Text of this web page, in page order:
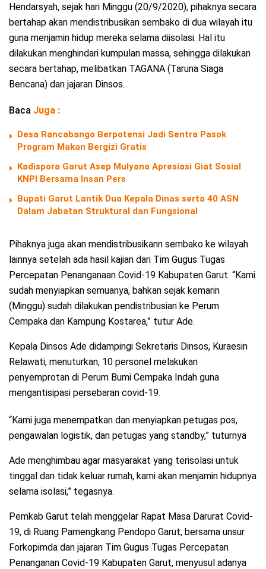
Hendarsyah, sejak hari Minggu (20/9/2020), pihaknya secara
bertahap akan mendistribusikan sembako di dua wilayah itu
guna menjamin hidup mereka selama diisolasi. Hal itu
dilakukan menghindari kumpulan massa, sehingga dilakukan
secara bertahap, melibatkan TAGANA (Taruna Siaga
Bencana) dan jajaran Dinsos.
Baca Juga :
Desa Rancabango Berpotensi Jadi Sentra Pasok
Program Makan Bergizi Gratis
Kadispora Garut Asep Mulyana Apresiasi Giat Sosial
KNPI Bersama Insan Pers
Bupati Garut Lantik Dua Kepala Dinas serta 40 ASN
Dalam Jabatan Struktural dan Fungsional
Pihaknya juga akan mendistribusikann sembako ke wilayah
lainnya setelah ada hasil kajian dari Tim Gugus Tugas
Percepatan Penanganaan Covid-19 Kabupaten Garut. “Kami
sudah menyiapkan semuanya, bahkan sejak kemarin
(Minggu) sudah dilakukan pendistribusian ke Perum
Cempaka dan Kampung Kostarea,” tutur Ade.
Kepala Dinsos Ade didampingi Sekretaris Dinsos, Kuraesin
Relawati, menuturkan, 10 personel melakukan
penyemprotan di Perum Bumi Cempaka Indah guna
mengantisipasi persebaran covid-19.
“Kami juga menempatkan dan menyiapkan petugas pos,
pengawalan logistik, dan petugas yang standby,” tuturnya
Ade menghimbau agar masyarakat yang terisolasi untuk
tinggal dan tidak keluar rumah, kami akan menjamin hidupnya
selama isolasi,” tegasnya.
Pemkab Garut telah menggelar Rapat Masa Darurat Covid-
19, di Ruang Pamengkang Pendopo Garut, bersama unsur
Forkopimda dan jajaran Tim Gugus Tugas Percepatan
Penanganan Covid-19 Kabupaten Garut, menyusul adanya